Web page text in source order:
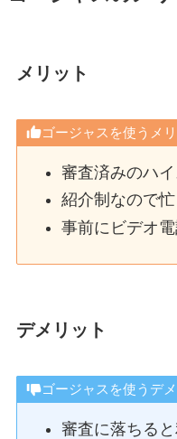
メリット
ゴージャスを使うメ
審査済みのハ
紹介制なので
事前にビデオ
デメリット
ゴージャスを使うデ
審査に落ちる